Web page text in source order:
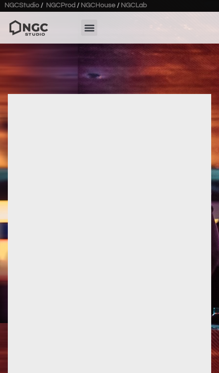
NGCStudio / NGCProd / NGCHouse / NGCLab